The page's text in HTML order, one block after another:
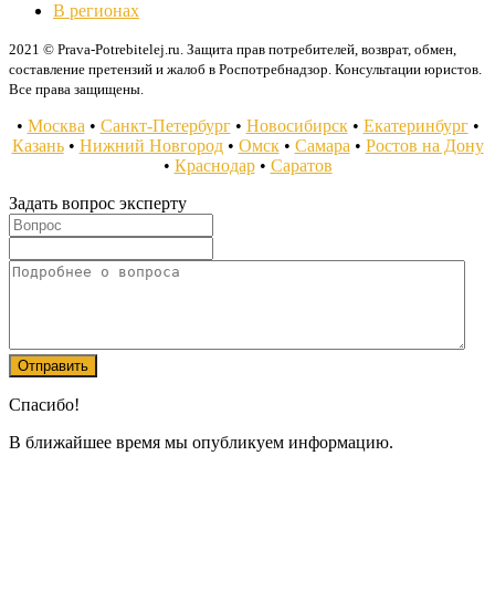
В регионах
2021 © Prava-Potrebitelej.ru. Защита прав потребителей, возврат, обмен,
составление претензий и жалоб в Роспотребнадзор. Консультации юристов.
Все права защищены.
• Москва • Санкт-Петербург• Новосибирск• Екатеринбург•
Казань• Нижний Новгород• Омск• Самара • Ростов на Дону
• Краснодар• Саратов
Задать вопрос эксперту
Спасибо!
В ближайшее время мы опубликуем информацию.